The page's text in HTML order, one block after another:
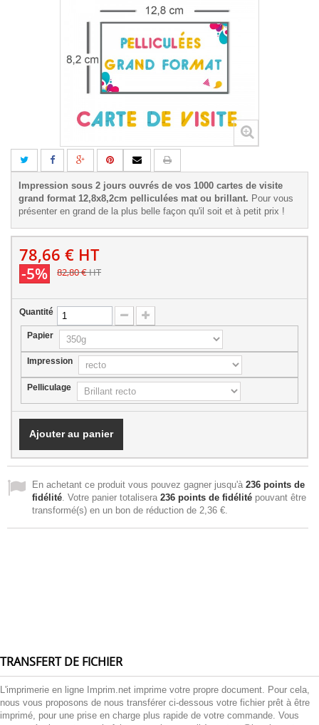
Impression sous 2 jours ouvrés de vos 1000 cartes de visite
grand format 12,8x8,2cm pelliculées mat ou brillant. Pour vous
présenter en grand de la plus belle façon qu'il soit et à petit prix !
78,66 € HT
-5% 82,80 €HT
Quantité
Papier
Impression
Pelliculage
Ajouter au panier
En achetant ce produit vous pouvez gagner jusqu'à 236 points de
fidélité . Votre panier totalisera 236 points de fidélité pouvant être
transformé(s) en un bon de réduction de 2,36 €
TRANSFERT DE FICHIER
L'imprimerie en ligne Imprim.net imprime votre propre document. Pour cela,
nous vous proposons de nous transférer ci-dessous votre fichier prêt à être
imprimé, pour une prise en charge plus rapide de votre commande. Vous